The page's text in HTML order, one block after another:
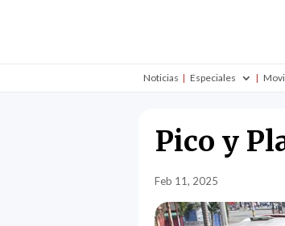
Noticias Especiales
Pico y
Feb 11, 2025